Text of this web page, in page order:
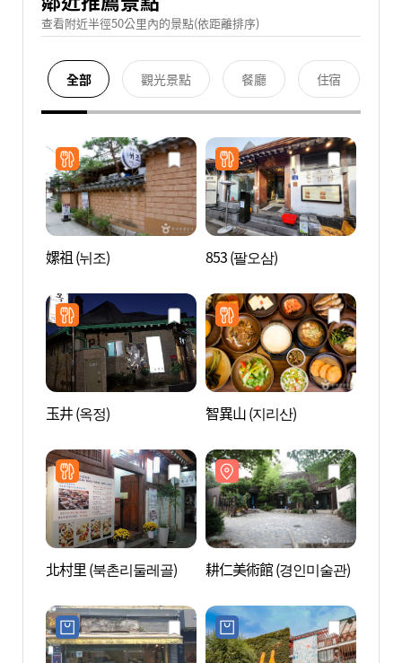
查看附近半徑50公里內的景點(依距離排序)
全部 觀光景點 餐廳 住宿
嫘祖 (뉘조) 853 (팔오삼)
玉井 (옥정) 智異山 (지리산)
北村里 (북촌리둘레골) 耕仁美術館 (경인미술관)